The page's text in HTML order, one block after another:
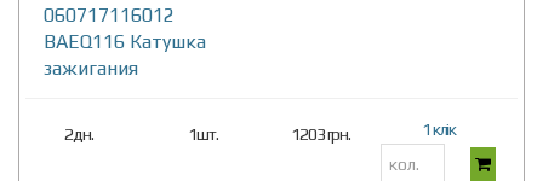
060717116012
BAEQ116 Катушка
зажигания
2дн. 1шт. 1203 грн. 1 клік